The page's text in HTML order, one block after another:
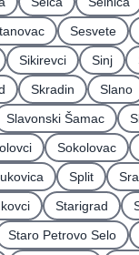
Sesvete
Sikirevci Sinj
Skradin Slano
Slavonski Šamac
Sokolovac
Split
Starigrad
Staro Petrovo Selo